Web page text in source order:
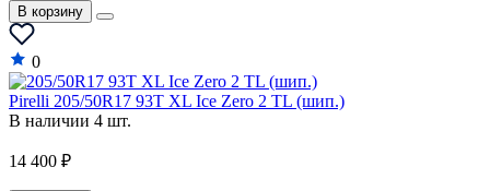
В корзину
0
Pirelli 205/50R17 93T XL Ice Zero 2 TL (шип.)
В наличии 4 шт.
14 400 ₽